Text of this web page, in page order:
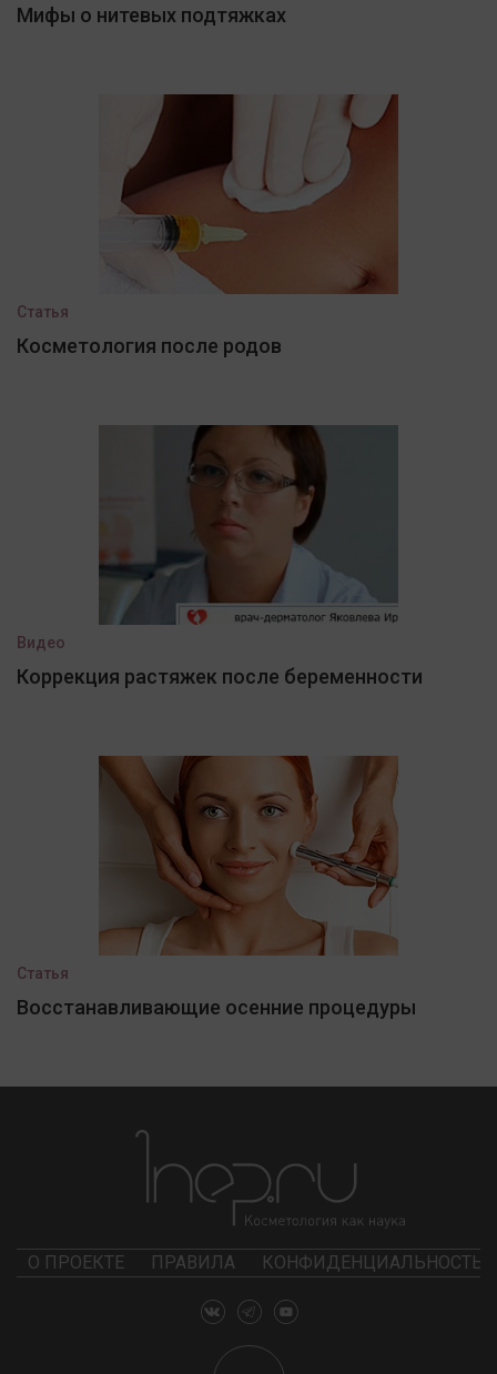
Мифы о нитевых подтяжках
Статья
Косметология после родов
Видео
Коррекция растяжек после беременности
Статья
Восстанавливающие осенние процедуры
О ПРОЕКТЕ ПРАВИЛА КОНФИДЕНЦИАЛЬНОСТЬ